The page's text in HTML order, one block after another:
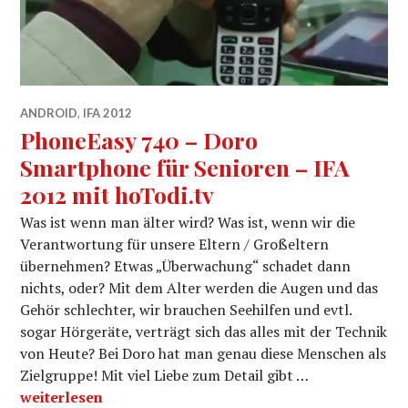
ANDROID, IFA 2012
PhoneEasy 740 – Doro
Smartphone für Senioren – IFA
2012 mit hoTodi.tv
Was ist wenn man älter wird? Was ist, wenn wir die
Verantwortung für unsere Eltern / Großeltern
übernehmen? Etwas „Überwachung“ schadet dann
nichts, oder? Mit dem Alter werden die Augen und das
Gehör schlechter, wir brauchen Seehilfen und evtl.
sogar Hörgeräte, verträgt sich das alles mit der Technik
von Heute? Bei Doro hat man genau diese Menschen als
Zielgruppe! Mit viel Liebe zum Detail gibt …
PhoneEasy 740 – Doro Smartphone für Senioren – IFA
weiterlesen